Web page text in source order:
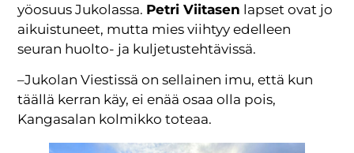
yöosuus Jukolassa. Petri Viitasen lapset ovat jo
aikuistuneet, mutta mies viihtyy edelleen
seuran huolto- ja kuljetustehtävissä.
–Jukolan Viestissä on sellainen imu, että kun
täällä kerran käy, ei enää osaa olla pois,
Kangasalan kolmikko toteaa.